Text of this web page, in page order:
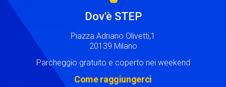
Dov'è STEP
Piazza Adriano Olivetti,1
20139 Milano
Parcheggio gratuito e coperto nei weekend
Come raggiungerci